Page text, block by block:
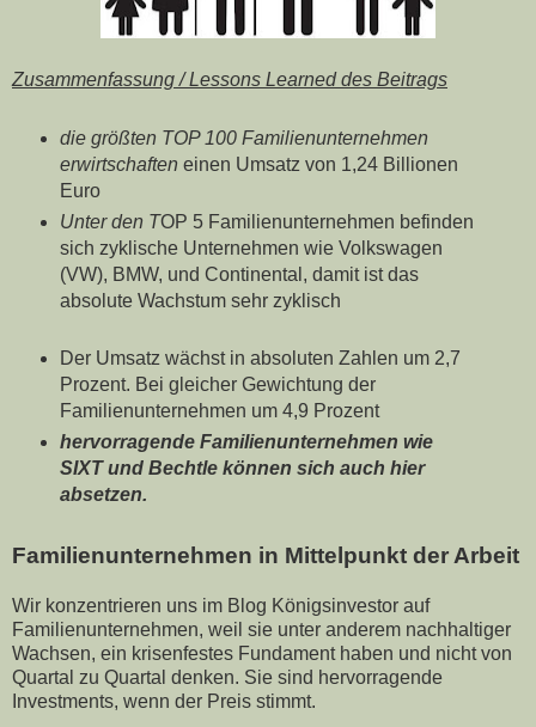
Zusammenfassung / Lessons Learned des Beitrags
die größten TOP 100 Familienunternehmen
erwirtschaften einen Umsatz von 1,24 Billionen
Euro
Unter den TOP 5 Familienunternehmen befinden
sich zyklische Unternehmen wie Volkswagen
(VW), BMW, und Continental, damit ist das
absolute Wachstum sehr zyklisch
Der Umsatz wächst in absoluten Zahlen um 2,7
Prozent. Bei gleicher Gewichtung der
Familienunternehmen um 4,9 Prozent
hervorragende Familienunternehmen wie
SIXT und Bechtle können sich auch hier
absetzen.
Familienunternehmen in Mittelpunkt der Arbeit
Wir konzentrieren uns im Blog Königsinvestor auf
Familienunternehmen, weil sie unter anderem nachhaltiger
Wachsen, ein krisenfestes Fundament haben und nicht von
Quartal zu Quartal denken. Sie sind hervorragende
Investments, wenn der Preis stimmt.